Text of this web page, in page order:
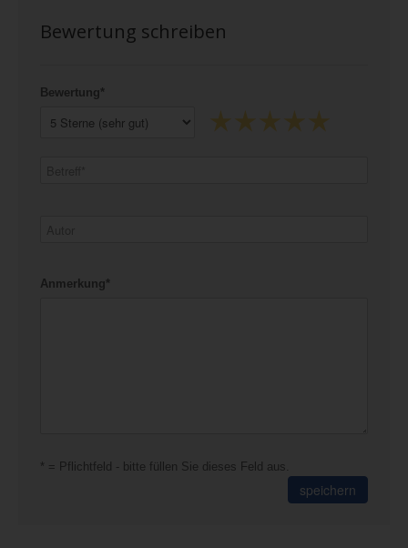
Bewertung schreiben
Bewertung*
Anmerkung*
* = Pflichtfeld - bitte füllen Sie dieses Feld aus.
speichern